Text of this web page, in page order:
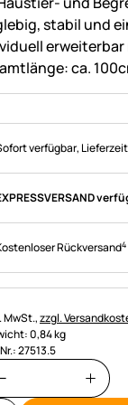
stabil und
ca.
verfügbar,
Rückversand4
MwSt.,zzgl.
0,84 kg
27513.5